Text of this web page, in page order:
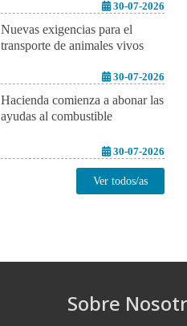
30-07-2026
Nuevas exigencias para el
transporte de animales vivos
30-07-2026
Hacienda comienza a abonar las
ayudas al combustible
30-07-2026
Ver todos/as
Sobre